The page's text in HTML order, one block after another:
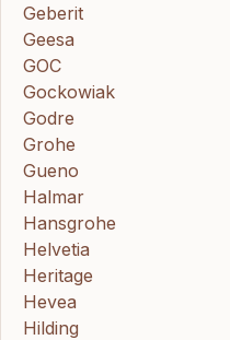
Geberit
Geesa
GOC
Gockowiak
Godre
Grohe
Gueno
Halmar
Hansgrohe
Helvetia
Heritage
Hevea
Hilding